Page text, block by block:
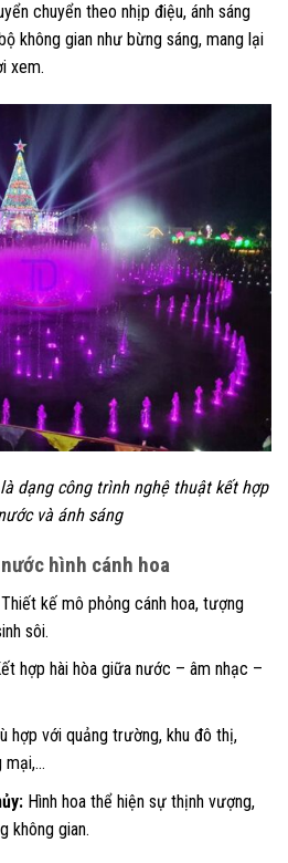
chuyển theo nhịp điệu, ánh sáng
không gian như bừng sáng, mang lại
xem.
dạng công trình nghệ thuật kết hợp
và ánh sáng
hình cánh hoa
kế mô phỏng cánh hoa, tượng
sôi.
hợp hài hòa giữa nước – âm nhạc –
hợp với quảng trường, khu đô thị,
mại,…
Hình hoa thể hiện sự thịnh vượng,
không gian.